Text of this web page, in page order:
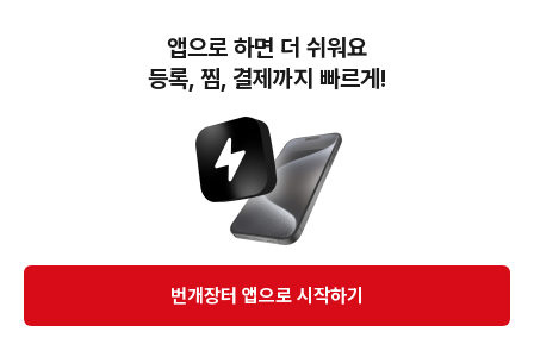
시나 세트 피규어
번개장터(주) 사업자정보, 이용약관 및 기타 법적고지
번개장터㈜는 통신판매중개자이며, 통신판매의 당사자가 아닙니다. 전자상거래 등에서의
소비자보호에 관한 법률 등 관련 법령 및 번개장터㈜의 약관에 따라 상품, 상품정보, 거래에 관한 책임은
개별 판매자에게 귀속하고, 번개장터㈜는 원칙적으로 회원간 거래에 대하여 책임을 지지 않습니다.
다만, 번개장터㈜가 직접 판매하는 상품에 대한 책임은 번개장터㈜에게 귀속합니다.
앱으로 하면 더 쉬워요
등록, 찜, 결제까지 빠르게!
번개장터 앱으로 시작하기